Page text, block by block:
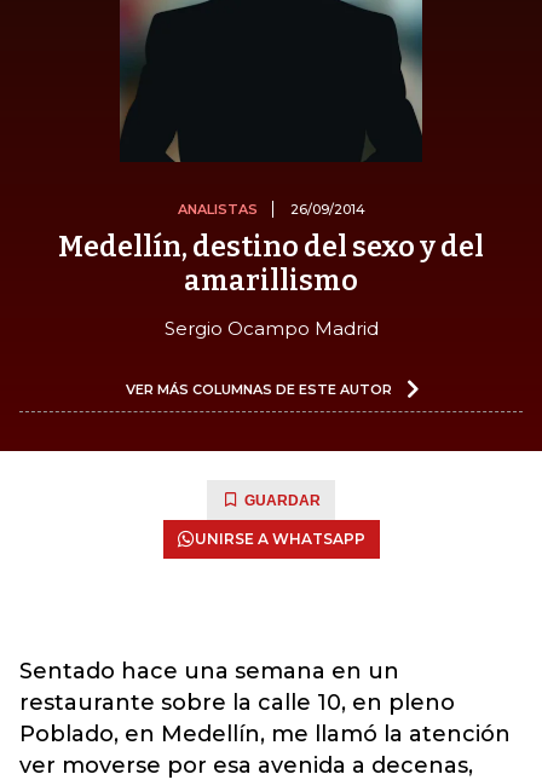
ANALISTAS 26/09/2014
Medellín, destino del sexo y del
amarillismo
Sergio Ocampo Madrid
VER MÁS COLUMNAS DE ESTE AUTOR
GUARDAR
UNIRSE A WHATSAPP
Sentado hace una semana en un
restaurante sobre la calle 10, en pleno
Poblado, en Medellín, me llamó la atención
ver moverse por esa avenida a decenas,